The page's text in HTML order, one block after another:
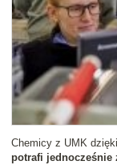
Chemicy z UMK
potrafi jednocześnie